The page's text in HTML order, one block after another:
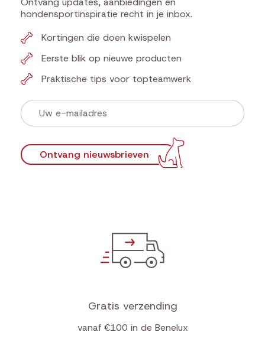
hondensportinspiratie recht in je inbox.
Kortingen die doen kwispelen
Eerste blik op nieuwe producten
Praktische tips voor topteamwerk
Ontvang nieuwsbrieven
Gratis verzending
vanaf €100 in de Benelux